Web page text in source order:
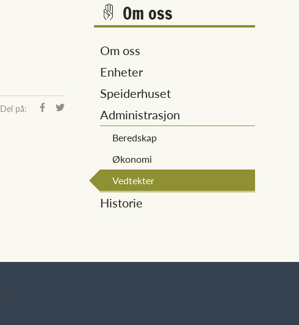
Del på:
Om oss
Om oss
Enheter
Speiderhuset
Administrasjon
Beredskap
Økonomi
Vedtekter
Historie